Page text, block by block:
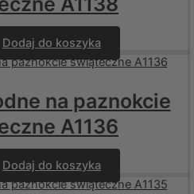
Dodaj do koszyka
na paznokcie
A1136
Dodaj do koszyka